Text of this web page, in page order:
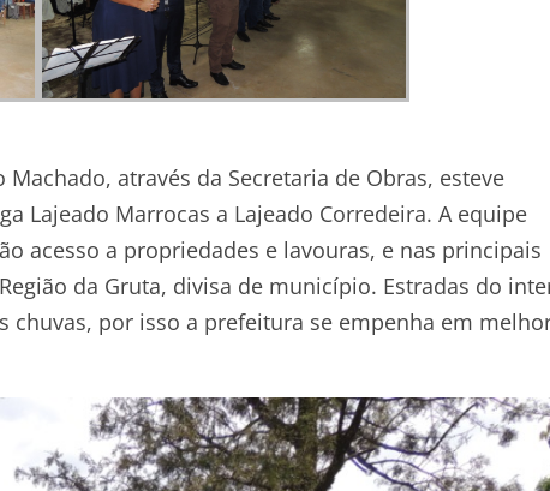
através da Secretaria de Obras, esteve
Lajeado Marrocas a Lajeado Corredeira. A equipe
acesso a propriedades e lavouras, e nas principais
da Gruta, divisa de município. Estradas do
por isso a prefeitura se empenha em